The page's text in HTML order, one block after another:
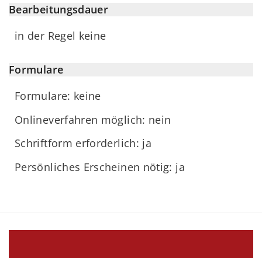
Bearbeitungsdauer
in der Regel keine
Formulare
Formulare: keine
Onlineverfahren möglich: nein
Schriftform erforderlich: ja
Persönliches Erscheinen nötig: ja